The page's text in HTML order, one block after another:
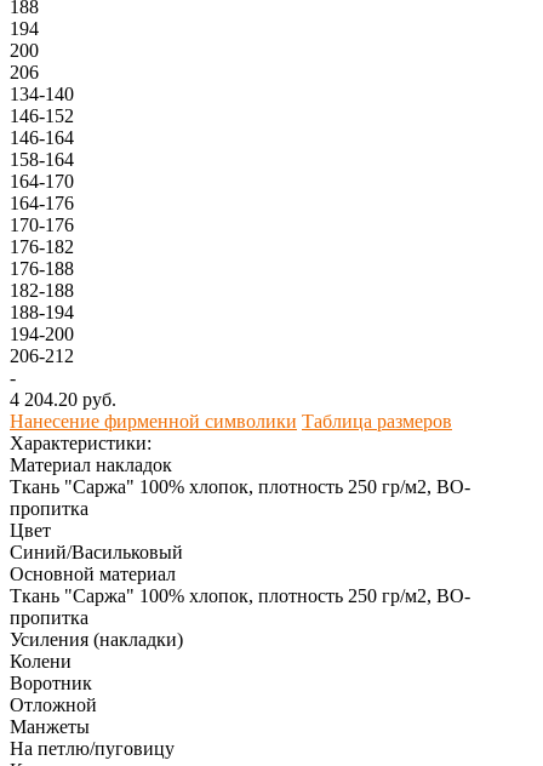
188
194
200
206
134-140
146-152
146-164
158-164
164-170
164-176
170-176
176-182
176-188
182-188
188-194
194-200
206-212
-
4 204.20 руб.
Нанесение фирменной символики Таблица размеров
Характеристики:
Материал накладок
Ткань "Саржа" 100% хлопок, плотность 250 гр/м2, ВО-
пропитка
Цвет
Синий/Васильковый
Основной материал
Ткань "Саржа" 100% хлопок, плотность 250 гр/м2, ВО-
пропитка
Усиления (накладки)
Колени
Воротник
Отложной
Манжеты
На петлю/пуговицу